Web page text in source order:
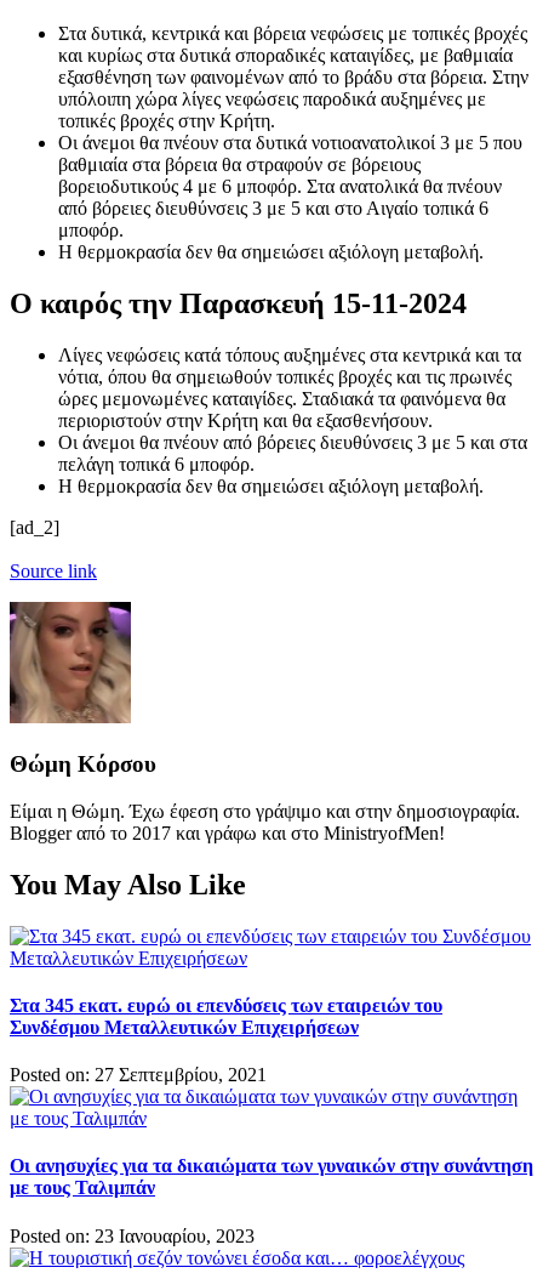
Στα δυτικά, κεντρικά και βόρεια νεφώσεις με τοπικές βροχές
και κυρίως στα δυτικά σποραδικές καταιγίδες, με βαθμιαία
εξασθένηση των φαινομένων από το βράδυ στα βόρεια. Στην
υπόλοιπη χώρα λίγες νεφώσεις παροδικά αυξημένες με
τοπικές βροχές στην Κρήτη.
Οι άνεμοι θα πνέουν στα δυτικά νοτιοανατολικοί 3 με 5 που
βαθμιαία στα βόρεια θα στραφούν σε βόρειους
βορειοδυτικούς 4 με 6 μποφόρ. Στα ανατολικά θα πνέουν
από βόρειες διευθύνσεις 3 με 5 και στο Αιγαίο τοπικά 6
μποφόρ.
Η θερμοκρασία δεν θα σημειώσει αξιόλογη μεταβολή.
Ο καιρός την Παρασκευή 15-11-2024
Λίγες νεφώσεις κατά τόπους αυξημένες στα κεντρικά και τα
νότια, όπου θα σημειωθούν τοπικές βροχές και τις πρωινές
ώρες μεμονωμένες καταιγίδες. Σταδιακά τα φαινόμενα θα
περιοριστούν στην Κρήτη και θα εξασθενήσουν.
Οι άνεμοι θα πνέουν από βόρειες διευθύνσεις 3 με 5 και στα
πελάγη τοπικά 6 μποφόρ.
Η θερμοκρασία δεν θα σημειώσει αξιόλογη μεταβολή.
[ad_2]
Source link
Θώμη Κόρσου
Είμαι η Θώμη. Έχω έφεση στο γράψιμο και στην δημοσιογραφία.
Blogger από το 2017 και γράφω και στο MinistryofMen!
You May Also Like
Στα 345 εκατ. ευρώ οι επενδύσεις των εταιρειών του
Συνδέσμου Μεταλλευτικών Επιχειρήσεων
Posted on: 27 Σεπτεμβρίου, 2021
Οι ανησυχίες για τα δικαιώματα των γυναικών στην συνάντηση
με τους Ταλιμπάν
Posted on: 23 Ιανουαρίου, 2023